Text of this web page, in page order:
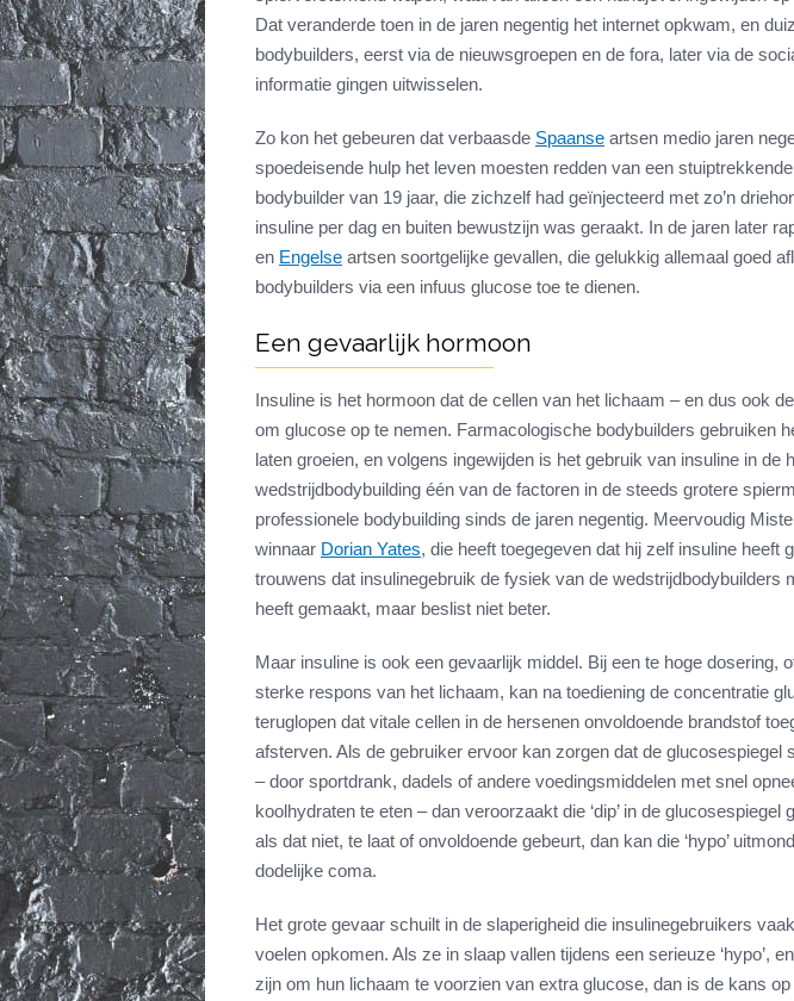
Cardiotraining
Trainingsfouten top 10
Veel gestelde vragen
Dat veranderde toen in de jaren negentig het internet opkwam, en
bodybuilders, eerst via de nieuwsgroepen en de fora, later via de
informatie gingen uitwisselen.
Zo kon het gebeuren dat verbaasde Spaanse artsen medio jaren
spoedeisende hulp het leven moesten redden van een
bodybuilder van 19 jaar, die zichzelf had geïnjecteerd met zo’n
insuline per dag en buiten bewustzijn was geraakt. In de jaren later
en Engelse artsen soortgelijke gevallen, die gelukkig allemaal goed
bodybuilders via een infuus glucose toe te dienen.
Een gevaarlijk hormoon
Insuline is het hormoon dat de cellen van het lichaam – en dus ook
om glucose op te nemen. Farmacologische bodybuilders gebruiken
laten groeien, en volgens ingewijden is het gebruik van insuline in de
wedstrijdbodybuilding één van de factoren in de steeds grotere
professionele bodybuilding sinds de jaren negentig. Meervoudig
winnaar Dorian Yates, die heeft toegegeven dat hij zelf insuline heeft
trouwens dat insulinegebruik de fysiek van de wedstrijdbodybuilders
heeft gemaakt, maar beslist niet beter.
Maar insuline is ook een gevaarlijk middel. Bij een te hoge dosering,
sterke respons van het lichaam, kan na toediening de concentratie
teruglopen dat vitale cellen in de hersenen onvoldoende brandstof
afsterven. Als de gebruiker ervoor kan zorgen dat de glucosespiegel
– door sportdrank, dadels of andere voedingsmiddelen met snel
koolhydraten te eten – dan veroorzaakt die ‘dip’ in de glucosespiegel
als dat niet, te laat of onvoldoende gebeurt, dan kan die ‘hypo’
dodelijke coma.
Het grote gevaar schuilt in de slaperigheid die insulinegebruikers
voelen opkomen. Als ze in slaap vallen tijdens een serieuze ‘hypo’,
zijn om hun lichaam te voorzien van extra glucose, dan is de kans